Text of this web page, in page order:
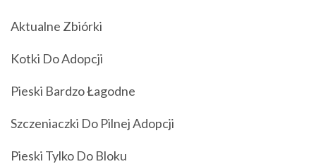
Aktualne Zbiórki
Kotki Do Adopcji
Pieski Bardzo Łagodne
Szczeniaczki Do Pilnej Adopcji
Pieski Tylko Do Bloku